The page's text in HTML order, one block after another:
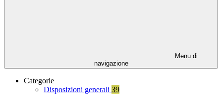
Menu di
navigazione
Categorie
Disposizioni generali 39